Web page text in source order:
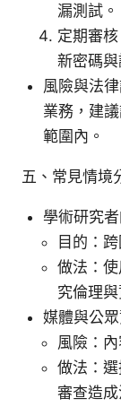
漏測試。
定期審
新密碼與
風險與法
業務，建
範圍內。
五、常見情境
學術研究者
目的：
做法：
究倫理
媒體與公眾
風險：
做法：
審查造成